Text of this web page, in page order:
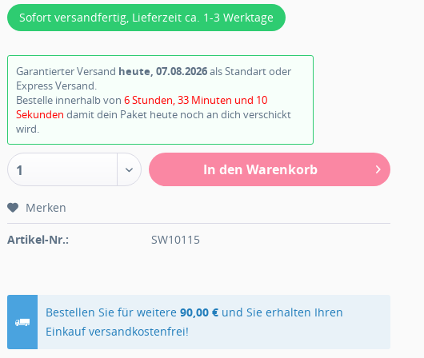
Sofort versandfertig, Lieferzeit ca. 1-3 Werktage
Garantierter Versand heute, 07.08.2026als Standart oder
Express Versand.
Bestelle innerhalb von6 Stunden, 33 Minuten und 9
Sekunden damit dein Paket heute noch an dich verschickt
wird.
1 In den Warenkorb
Merken
Artikel-Nr.: SW10115
Bestellen Sie für weitere90,00 € und Sie erhalten Ihren
Einkauf versandkostenfrei!